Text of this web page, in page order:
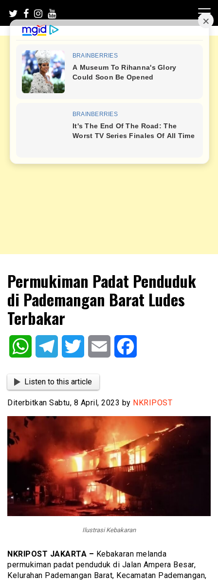
content
NKRIPOST
Permukiman Padat Penduduk
di Pademangan Barat Ludes
Terbakar
WhatsAppTelegram Twitter Email
Listen to this article
Diterbitkan Sabtu, 8 April, 2023 by NKRIPOST
Ilustrasi Kebakaran
NKRIPOST JAKARTA – Kebakaran melanda
permukiman padat penduduk di Jalan Ampera Besar,
Kelurahan Pademangan Barat, Kecamatan Pademangan,